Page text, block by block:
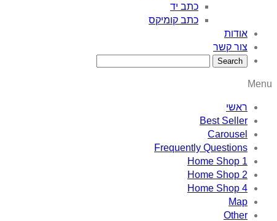
כתב יד
כתב קומיקס
אודות
צור קשר
Menu
ראשי
Best Seller
Carousel
Frequently Questions
Home Shop 1
Home Shop 2
Home Shop 4
Map
Other